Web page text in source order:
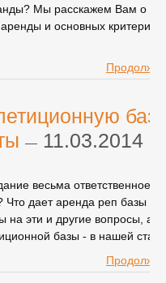
Мы расскажем Вам о
и основных критериях
— 11.03.2014 г.
весьма ответственное.
Что дает аренда реп базы
на эти и другие вопросы, а
базы - в нашей